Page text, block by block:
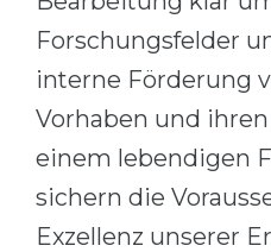
Cities
PROFESSIONS
Sample Vacancies
WE APPLY FOR...
Medicine
Engineering
Physics
Forschungsfelder
interne Förderung
Vorhaben und
einem lebendigen
sichern die
Exzellenz unserer